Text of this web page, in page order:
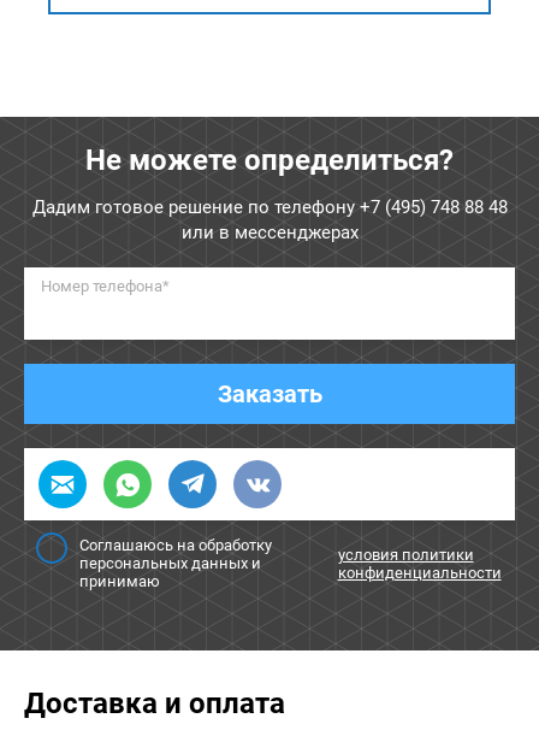
Не можете определиться?
Дадим готовое решение по телефону +7 (495) 748 88 48
или в мессенджерах
Номер телефона*
Заказать
Соглашаюсь на обработку
персональных данных и
принимаю
условия политики
конфиденциальности
Доставка и оплата